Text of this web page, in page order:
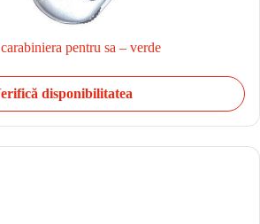
pentru sa – verde
disponibilitatea